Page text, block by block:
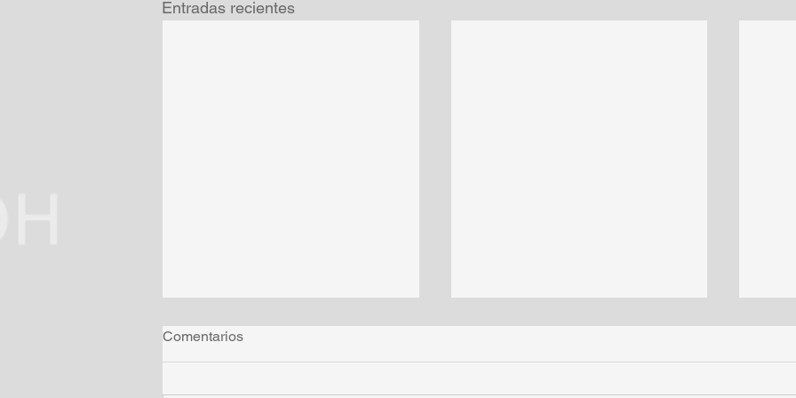
Entradas recientes
Comentarios